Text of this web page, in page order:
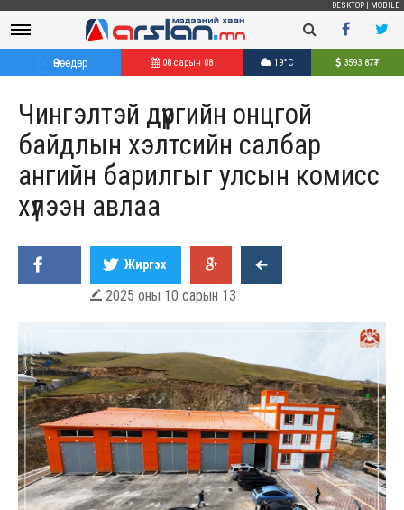
DESKTOP MOBILE
Өнөөдөр 08 сарын 08 19°C 3593.87₮
Чингэлтэй дүүргийн онцгой
байдлын хэлтсийн салбар
ангийн барилгыг улсын комисс
хүлээн авлаа
Жиргэх
 2025 оны 10 сарын 13